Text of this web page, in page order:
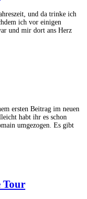
und da trinke ich
ich vor einigen
und mir dort ans Herz
ersten Beitrag im neuen
habt ihr es schon
umgezogen. Es gibt
Tour